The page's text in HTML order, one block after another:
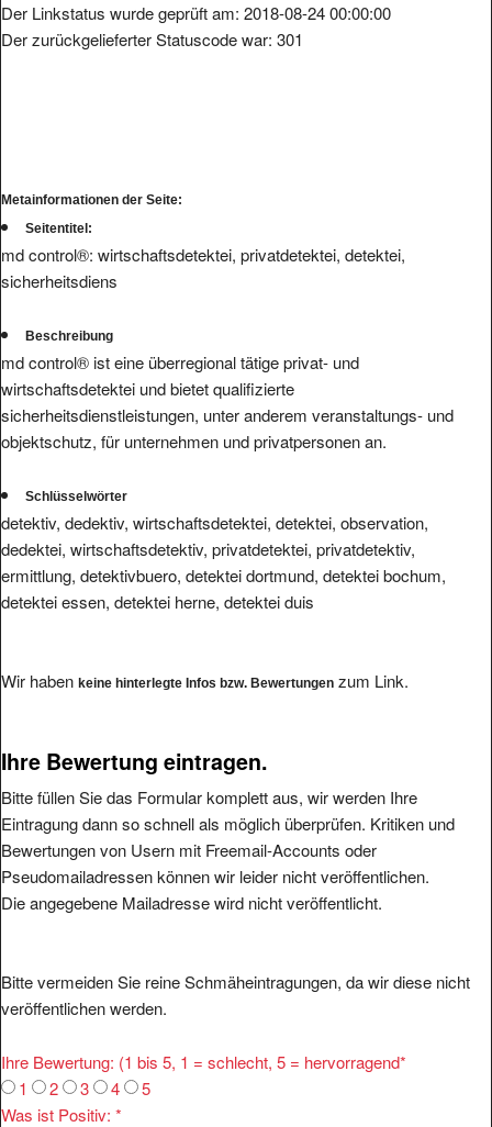
Der Linkstatus wurde geprüft am: 2018-08-24 00:00:00
Der zurückgelieferter Statuscode war: 301
Metainformationen der Seite:
Seitentitel:
md control®: wirtschaftsdetektei, privatdetektei, detektei,
sicherheitsdiens
Beschreibung
md control® ist eine überregional tätige privat- und
wirtschaftsdetektei und bietet qualifizierte
sicherheitsdienstleistungen, unter anderem veranstaltungs- und
objektschutz, für unternehmen und privatpersonen an.
Schlüsselwörter
detektiv, dedektiv, wirtschaftsdetektei, detektei, observation,
dedektei, wirtschaftsdetektiv, privatdetektei, privatdetektiv,
ermittlung, detektivbuero, detektei dortmund, detektei bochum,
detektei essen, detektei herne, detektei duis
Wir haben keine hinterlegte Infos bzw. Bewertungen zum Link.
Ihre Bewertung eintragen.
Bitte füllen Sie das Formular komplett aus, wir werden Ihre
Eintragung dann so schnell als möglich überprüfen. Kritiken und
Bewertungen von Usern mit Freemail-Accounts oder
Pseudomailadressen können wir leider nicht veröffentlichen.
Die angegebene Mailadresse wird nicht veröffentlicht.
Bitte vermeiden Sie reine Schmäheintragungen, da wir diese nicht
veröffentlichen werden.
Ihre Bewertung: (1 bis 5, 1 = schlecht, 5 = hervorragend*
1
2 3 4
5
Was ist Positiv: *